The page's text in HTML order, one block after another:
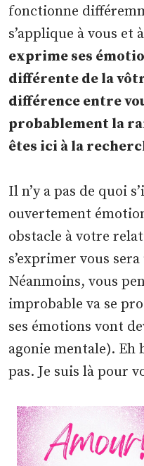
fonctionne
s’applique à vous
exprime ses
différente de la
différence entre
probablement la
êtes ici à la
Il n’y a pas de quoi
ouvertement
obstacle à votre
s’exprimer vous
Néanmoins, vous
improbable va se
ses émotions vont
agonie mentale). Eh
pas. Je suis là pour